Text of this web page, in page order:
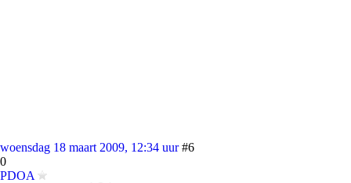
woensdag 18 maart 2009, 12:34 uur #6
0
PDOA